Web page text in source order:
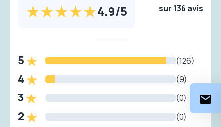
4.9/5 sur 136 avis
5 (126)
4 (9)
3 (0)
2 (0)